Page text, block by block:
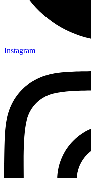
Instagram